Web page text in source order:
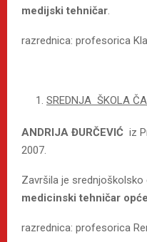
medijski tehničar
razrednica: profesorica
SREDNJA ŠKOLA
ANDRIJA ĐURČEVIĆ iz
2007.
Završila je
medicinski tehničar
razrednica: profesorica